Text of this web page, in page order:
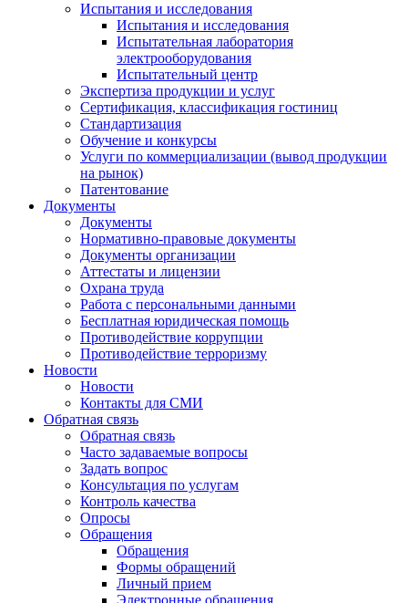
Испытания и исследования
Испытания и исследования
Испытательная лаборатория
электрооборудования
Испытательный центр
Экспертиза продукции и услуг
Сертификация, классификация гостиниц
Стандартизация
Обучение и конкурсы
Услуги по коммерциализации (вывод продукции
на рынок)
Патентование
Документы
Документы
Нормативно-правовые документы
Документы организации
Аттестаты и лицензии
Охрана труда
Работа с персональными данными
Бесплатная юридическая помощь
Противодействие коррупции
Противодействие терроризму
Новости
Новости
Контакты для СМИ
Обратная связь
Обратная связь
Часто задаваемые вопросы
Задать вопрос
Консультация по услугам
Контроль качества
Опросы
Обращения
Обращения
Формы обращений
Личный прием
Электронные обращения